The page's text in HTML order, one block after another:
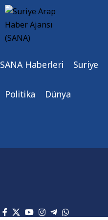
SANA Haberleri Suriye
Politika Dünya